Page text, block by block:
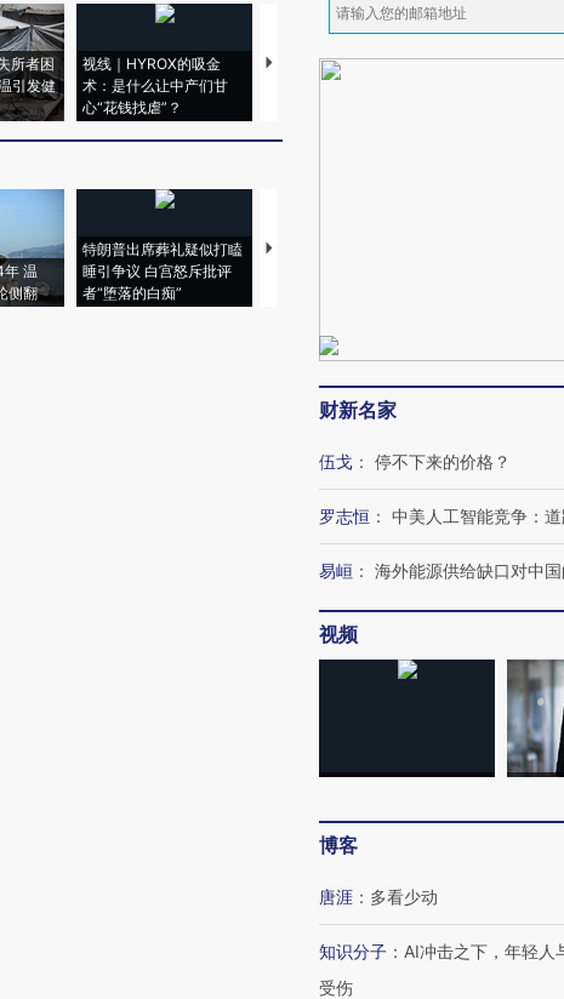
所者困
引发健
视线｜HYROX的吸金
术：是什么让中产们甘
心“花钱找虐”？
马航飞行员跨国走私7万
粒摇头丸 尿检体内含3种
视线｜被称为“
年 温
侧翻
特朗普出席葬礼疑似打瞌
睡引争议 白宫怒斥批评
者“堕落的白痴”
视线｜全球最热百城独占
财新名家
伍戈 ： 停不下来的价格？
罗志恒 ： 中美人工智能竞争：
易峘 ： 海外能源供给缺口对中
视频
博客
唐涯 ： 多看少动
知识分子 ： AI冲击之下，年轻人
受伤